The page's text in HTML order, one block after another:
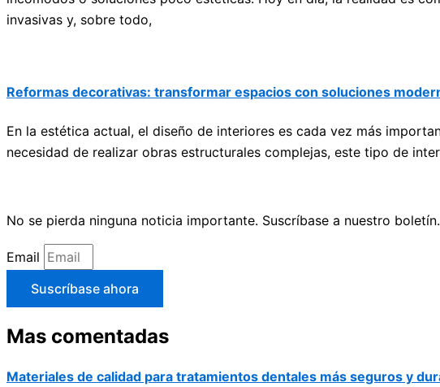
invasivas y, sobre todo,
Reformas decorativas: transformar espacios con soluciones
En la estética actual, el diseño de interiores es cada vez más
necesidad de realizar obras estructurales complejas, este tipo de
No se pierda ninguna noticia importante. Suscríbase a nuestro boletín.
Email
Suscríbase ahora
Mas comentadas
Materiales de calidad para tratamientos dentales más seguros y